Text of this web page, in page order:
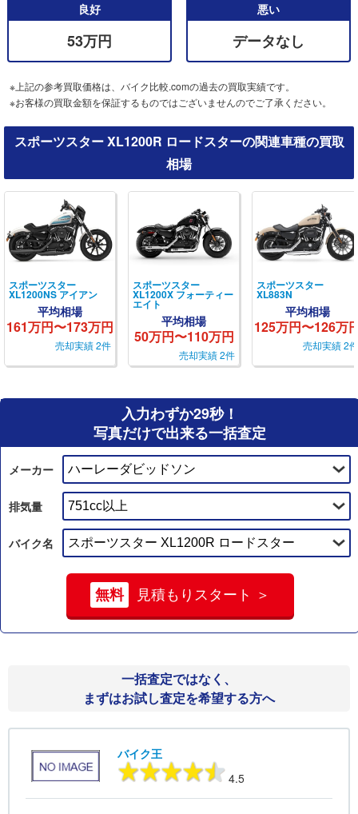
良好
53万円
悪い
データなし
※上記の参考買取価格は、バイク比較.comの過去の買取実績です。
※お客様の買取金額を保証するものではございませんのでご了承ください。
スポーツスター XL1200R ロードスターの関連車種の買取
相場
スポーツスター
XL1200NS アイアン
平均相場
161万円〜173万円
売却実績 2件
スポーツスター
XL1200X フォーティー
エイト
平均相場
50万円〜110万円
売却実績 2件
スポーツスター
XL883N
平均相場
125万円〜126万
売却実績 2件
入力わずか29秒！
写真だけで出来る一括査定
メーカー
排気量
バイク名
無料 見積もりスタート ＞
一括査定ではなく、
まずはお試し査定を希望する方へ
バイク王
4.5